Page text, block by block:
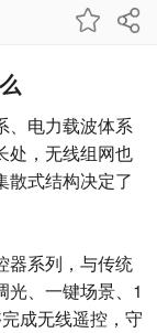
、电力载波体系
处，无线组网也
散式结构决定了
系列，与传统
光、一键场景、1
成无线遥控，守